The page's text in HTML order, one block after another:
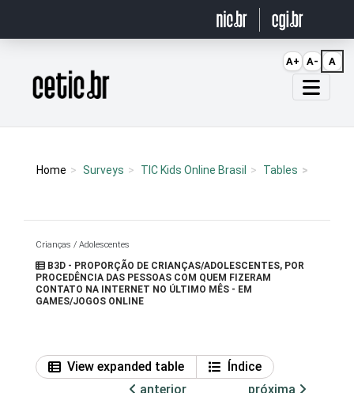
Página inicial
Home Surveys TIC Kids Online Brasil Tables
Crianças / Adolescentes
B3D - PROPORÇÃO DE CRIANÇAS/ADOLESCENTES, POR
PROCEDÊNCIA DAS PESSOAS COM QUEM FIZERAM
CONTATO NA INTERNET NO ÚLTIMO MÊS - EM
GAMES/JOGOS ONLINE
View expanded table
Índice
anterior
próxima
A+ A- A